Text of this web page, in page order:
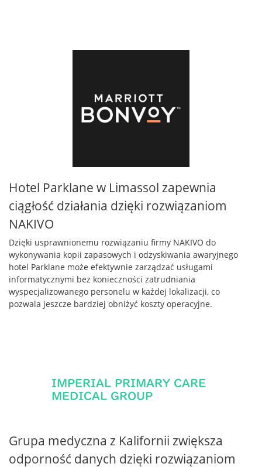
Hotel Parklane w Limassol zapewnia
ciągłość działania dzięki rozwiązaniom
NAKIVO
Dzięki usprawnionemu rozwiązaniu firmy NAKIVO do
wykonywania kopii zapasowych i odzyskiwania awaryjnego
hotel Parklane może efektywnie zarządzać usługami
informatycznymi bez konieczności zatrudniania
wyspecjalizowanego personelu w każdej lokalizacji, co
pozwala jeszcze bardziej obniżyć koszty operacyjne.
Grupa medyczna z Kalifornii zwiększa
odporność danych dzięki rozwiązaniom